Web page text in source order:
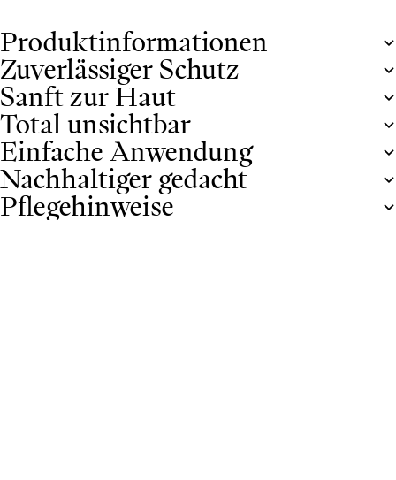
Produktinformationen
Zuverlässiger Schutz
Sanft zur Haut
Total unsichtbar
Einfache Anwendung
Nachhaltiger gedacht
Pflegehinweise